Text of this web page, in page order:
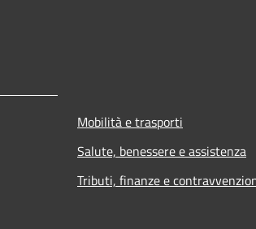
Mobilità e trasporti
Salute, benessere e assistenza
Tributi, finanze e